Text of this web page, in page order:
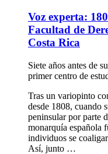
Voz experta:
Facultad de
Costa Rica
Siete años antes de
primer centro de
Tras un variopinto
desde 1808, cuando
peninsular por parte
monarquía española
individuos se
Así, junto …